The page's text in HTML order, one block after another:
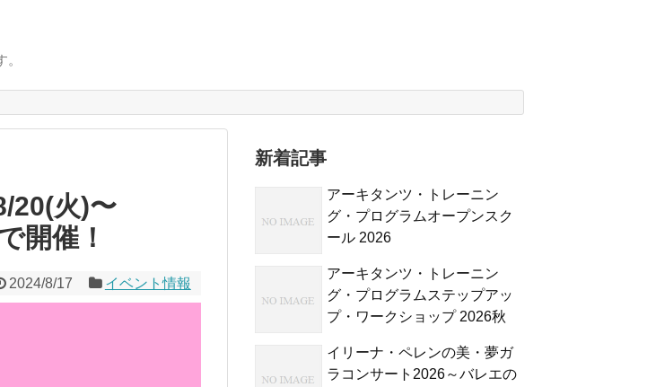
20(火)〜
開催！
2024/8/17 イベント情報
新着記事
アーキタンツ・トレーニン
グ・プログラムオープンスク
ール 2026
アーキタンツ・トレーニン
グ・プログラムステップアッ
プ・ワークショップ 2026秋
イリーナ・ペレンの美・夢ガ
ラコンサート2026～バレエの